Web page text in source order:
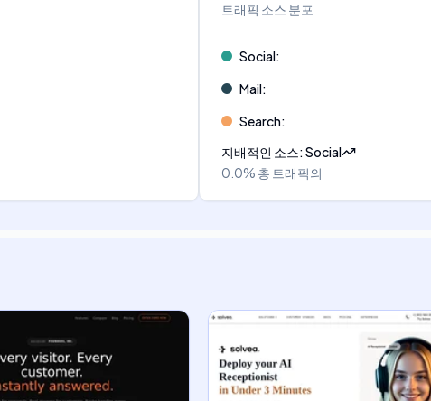
트래픽 소스 분포
Social:
Mail:
Search:
지배적인 소스:Social
0.0% 총 트래픽의